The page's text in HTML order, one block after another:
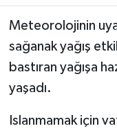
Meteorolojinin
sağanak yağış
bastıran yağışa
yaşadı.
Islanmamak için